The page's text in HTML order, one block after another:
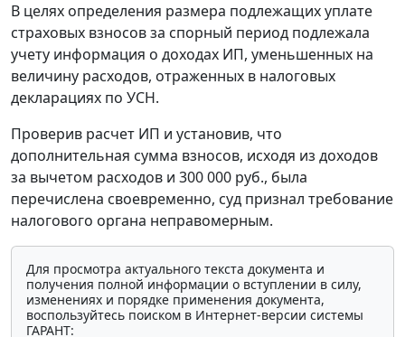
В целях определения размера подлежащих уплате
страховых взносов за спорный период подлежала
учету информация о доходах ИП, уменьшенных на
величину расходов, отраженных в налоговых
декларациях по УСН.
Проверив расчет ИП и установив, что
дополнительная сумма взносов, исходя из доходов
за вычетом расходов и 300 000 руб., была
перечислена своевременно, суд признал требование
налогового органа неправомерным.
Для просмотра актуального текста документа и
получения полной информации о вступлении в силу,
изменениях и порядке применения документа,
воспользуйтесь поиском в Интернет-версии системы
ГАРАНТ: